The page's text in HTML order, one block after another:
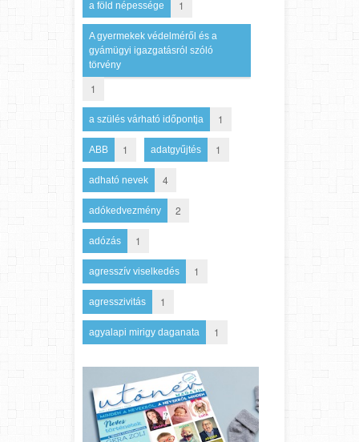
a föld népessége 1
A gyermekek védelméről és a
gyámügyi igazgatásról szóló
törvény
1
a szülés várható időpontja 1
ABB 1 adatgyűjtés 1
adható nevek 4
adókedvezmény 2
adózás 1
agresszív viselkedés 1
agresszivitás 1
agyalapi mirigy daganata 1